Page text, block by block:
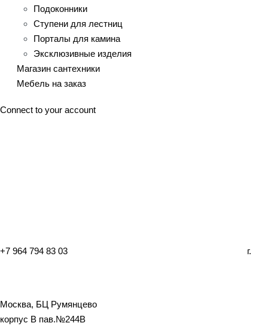
Подоконники
Ступени для лестниц
Порталы для камина
Эксклюзивные изделия
Магазин сантехники
Мебель на заказ
Connect to your account
+7 964 794 83 03 г.
Москва, БЦ Румянцево
корпус B пав.№244B